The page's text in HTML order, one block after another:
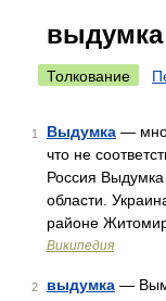
выдумка
Толкование
1 Выдумка —
что не
Россия
области.
районе
Википедия
2 выдумка —